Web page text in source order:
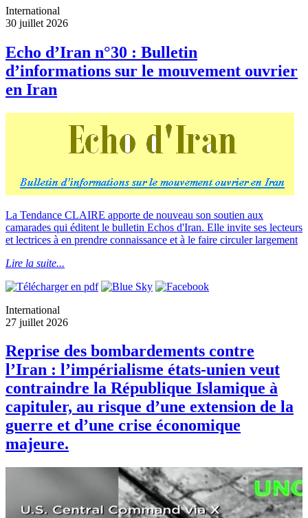
International
30 juillet 2026
Echo d’Iran n°30 : Bulletin
d’informations sur le mouvement ouvrier
en Iran
La Tendance CLAIRE apporte de nouveau son soutien aux
camarades qui éditent le bulletin Echos d'Iran. Elle invite ses lecteurs
et lectrices à en prendre connaissance et à le faire circuler largement
Lire la suite...
International
27 juillet 2026
Reprise des bombardements contre
l’Iran : l’impérialisme états-unien veut
contraindre la République Islamique à
capituler, au risque d’une extension de la
guerre et d’une crise économique
majeure.